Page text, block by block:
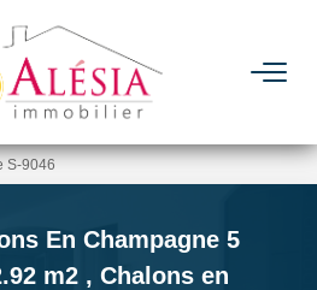
ACHETER
/ LOUÉS
S-9046
En Champagne 5
m2 , Chalons en